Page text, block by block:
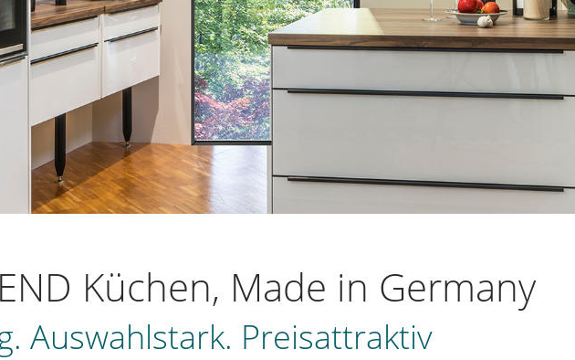
Küchen, Made in Germany
Auswahlstark. Preisattraktiv